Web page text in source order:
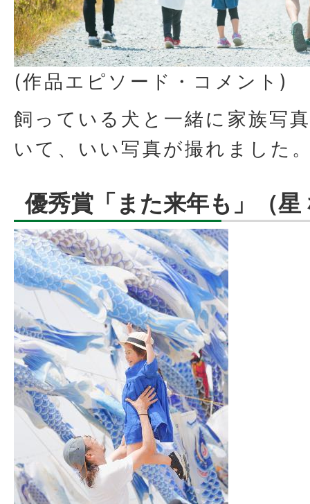
(作品エピソード・コメント)
飼っている犬と一緒に家族写
いて、いい写真が撮れました
優秀賞「また来年も」（